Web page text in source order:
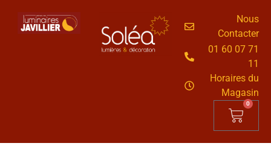
Nous
Contacter
01 60 07 71
11
Horaires du
Magasin
0